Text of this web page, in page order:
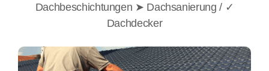
Dachbeschichtungen ➤ Dachsanierung / ✓
Dachdecker